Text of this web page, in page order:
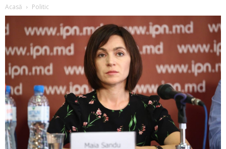
Acasă Politic